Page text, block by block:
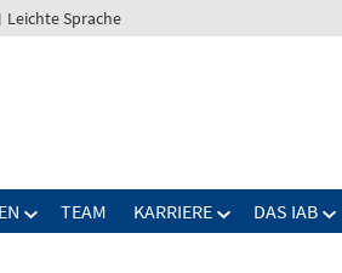
Leichte Sprache
TEAM KARRIERE DAS IAB